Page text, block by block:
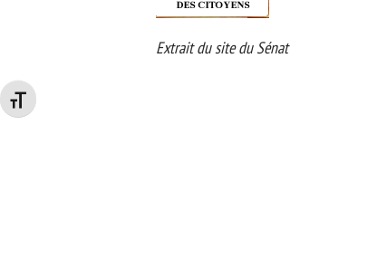
Changer la taille de la police
Extrait du site du Sénat